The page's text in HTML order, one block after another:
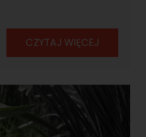
CZYTAJ WIĘCEJ